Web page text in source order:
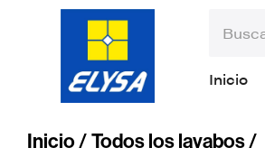
Inicio
Inicio /Todos los lavabos /